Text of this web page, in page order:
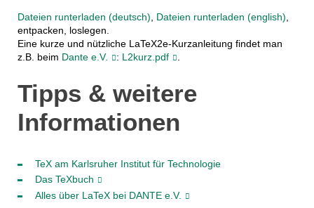
Dateien runterladen (deutsch) Dateien runterladen (english)
entpacken, loslegen.
Eine kurze und nützliche LaTeX2e-Kurzanleitung findet man
z.B. beim Dante e.V. : L2kurz.pdf
Tipps & weitere
Informationen
TeX am Karlsruher Institut für Technologie
Das TeXbuch
Alles über LaTeX bei DANTE e.V.